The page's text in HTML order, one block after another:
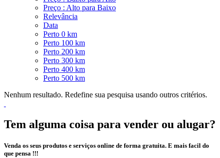
Preço : Alto para Baixo
Relevância
Data
Perto 0 km
Perto 100 km
Perto 200 km
Perto 300 km
Perto 400 km
Perto 500 km
Nenhum resultado. Redefine sua pesquisa usando outros critérios.
Tem alguma coisa para vender ou alugar?
Venda os seus produtos e serviços online de forma gratuita. E mais facil do
que pensa !!!